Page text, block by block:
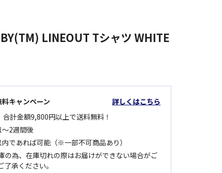
LINEOUT Tシャツ WHITE
料キャンペーン
詳しくはこちら
計金額9,800円以上で送料無料！
2週間後
であれば可能（※一部不可商品あり）
の為、在庫切れの際はお届けができない場合がご
了承ください。